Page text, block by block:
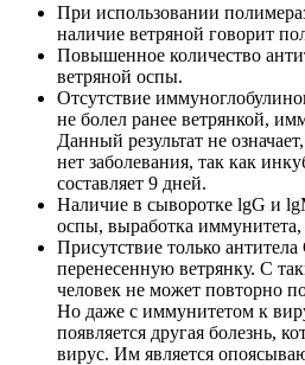
При использовании
наличие ветряной говорит
Повышенное количество
ветряной оспы.
Отсутствие
не болел ранее ветрянкой,
Данный результат не
нет заболевания, так как
составляет 9 дней.
Наличие в сыворотке lgG и
оспы, выработка
Присутствие только антитела
перенесенную ветрянку. С
человек не может повторно
Но даже с иммунитетом к
появляется другая болезнь,
вирус. Им является